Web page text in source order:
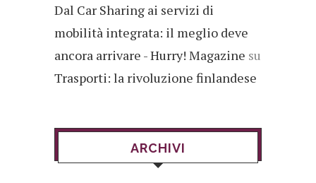
Dal Car Sharing ai servizi di
mobilità integrata: il meglio deve
ancora arrivare - Hurry! Magazine su
Trasporti: la rivoluzione finlandese
ARCHIVI